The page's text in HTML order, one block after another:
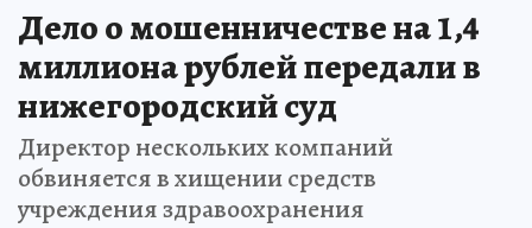
Дело о мошенничестве на 1,4
миллиона рублей передали в
нижегородский суд
Директор нескольких компаний
обвиняется в хищении средств
учреждения здравоохранения